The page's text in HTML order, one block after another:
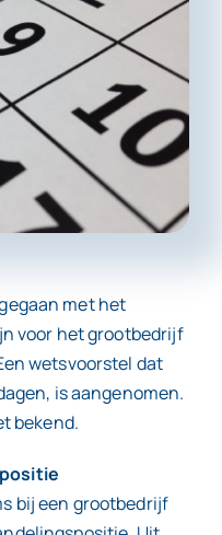
bij
met het
voor het grootbedrijf
wetsvoorstel dat
is aangenomen.
bekend.
bij een grootbedrijf